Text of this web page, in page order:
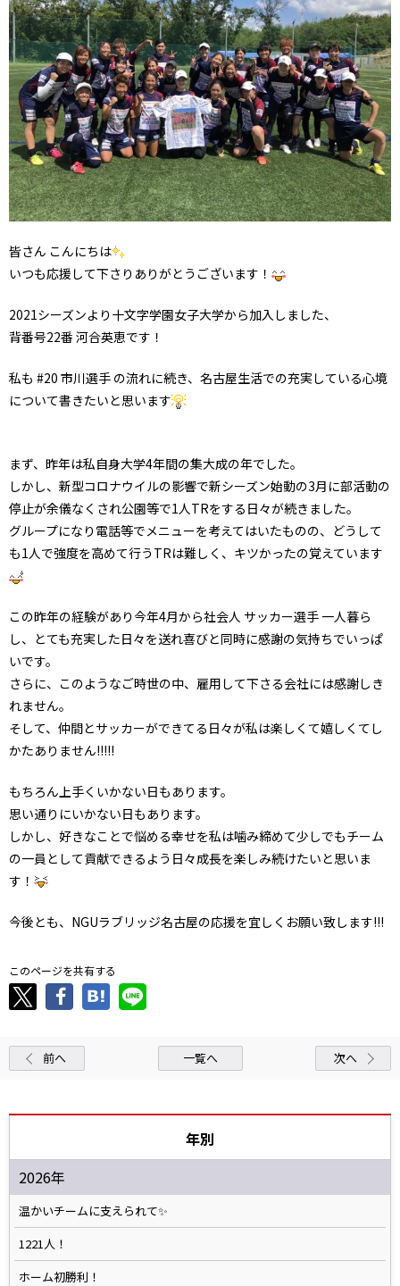
皆さん こんにちは
いつも応援して下さりありがとうございます！
2021シーズンより十文字学園女子大学から加入しました、
背番号22番 河合英恵です！
私も #20 市川選手 の流れに続き、名古屋生活での充実している心境
について書きたいと思います
まず、昨年は私自身大学4年間の集大成の年でした。
しかし、新型コロナウイルの影響で新シーズン始動の3月に部活動の
停止が余儀なくされ公園等で1人TRをする日々が続きました。
グループになり電話等でメニューを考えてはいたものの、どうして
も1人で強度を高めて行うTRは難しく、キツかったの覚えています
この昨年の経験があり今年4月から社会人 サッカー選手 一人暮ら
し、とても充実した日々を送れ喜びと同時に感謝の気持ちでいっぱ
いです。
さらに、このようなご時世の中、雇用して下さる会社には感謝しき
れません。
そして、仲間とサッカーができてる日々が私は楽しくて嬉しくてし
かたありません!!!!!
もちろん上手くいかない日もあります。
思い通りにいかない日もあります。
しかし、好きなことで悩める幸せを私は噛み締めて少しでもチーム
の一員として貢献できるよう日々成長を楽しみ続けたいと思いま
す！
今後とも、NGUラブリッジ名古屋の応援を宜しくお願い致します!!!
このページを共有する
前へ 一覧へ 次へ
年別
2026年
温かいチームに支えられて✨️
1221人！
ホーム初勝利！